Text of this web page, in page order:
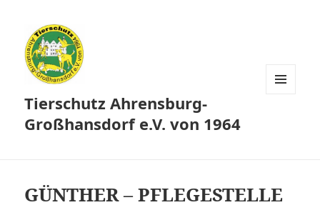
Tierschutz Ahrensburg-
Großhansdorf e.V. von 1964
GÜNTHER – PFLEGESTELLE